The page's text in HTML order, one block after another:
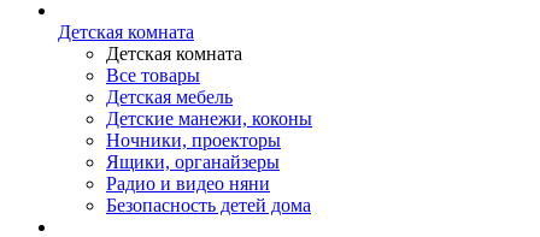
Детская комната
Детская комната
Все товары
Детская мебель
Детские манежи, коконы
Ночники, проекторы
Ящики, органайзеры
Радио и видео няни
Безопасность детей дома